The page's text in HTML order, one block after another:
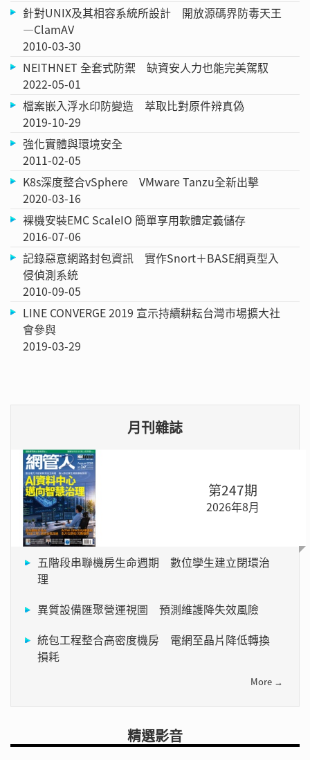
針對UNIX及其相容系統所設計 開放源碼界防毒天王
—ClamAV
2010-03-30
NEITHNET 全套式防禦 缺資安人力也能完美駕馭
2022-05-01
檔案嵌入浮水印防變造 萃取比對原件辨真偽
2019-10-29
強化實體與環境安全
2011-02-05
K8s深度整合vSphere VMware Tanzu全新出擊
2020-03-16
裸機安裝EMC ScaleIO 簡單享用軟體定義儲存
2016-07-06
記錄惡意網路封包資訊 實作Snort＋BASE網頁型入
侵偵測系統
2010-09-05
LINE CONVERGE 2019 宣示持續耕耘台灣市場擴大社
會參與
2019-03-29
月刊雜誌
第247期
2026年8月
五階段串聯機房生命週期 數位孿生建立閉環治
理
異質設備匯聚營運視圖 預測維護降失效風險
統包工程整合高密度機房 電網至晶片降低轉換
損耗
More →
精選影音